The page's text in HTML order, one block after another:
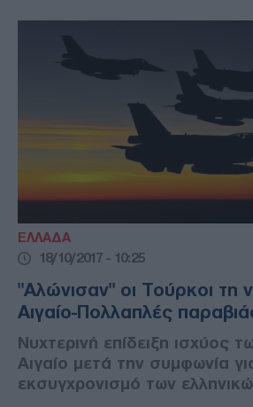
ΕΛΛΑΔΑ
18/10/2017 - 10:25
"Αλώνισαν" οι Τούρκοι τη
Αιγαίο-Πολλαπλές
Νυχτερινή επίδειξη ισχύος
Αιγαίο μετά την συμφωνία
εκσυγχρονισμό των